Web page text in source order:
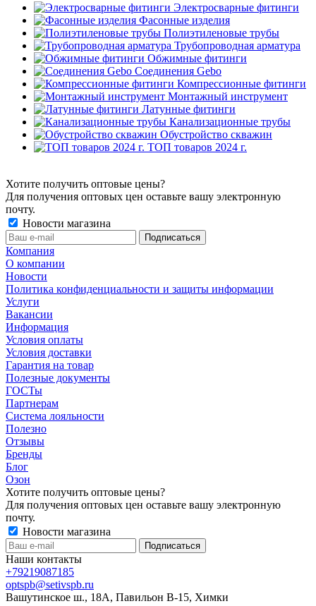
Электросварные фитинги
Фасонные изделия
Полиэтиленовые трубы
Трубопроводная арматура
Обжимные фитинги
Соединения Gebo
Компрессионные фитинги
Монтажный инструмент
Латунные фитинги
Канализационные трубы
Обустройство скважин
ТОП товаров 2024 г.
Хотите получить оптовые цены?
Для получения оптовых цен оставьте вашу электронную
почту.
Новости магазина
Компания
О компании
Новости
Политика конфиденциальности и защиты информации
Услуги
Вакансии
Информация
Условия оплаты
Условия доставки
Гарантия на товар
Полезные документы
ГОСТы
Партнерам
Система лояльности
Полезно
Отзывы
Бренды
Блог
Озон
Хотите получить оптовые цены?
Для получения оптовых цен оставьте вашу электронную
почту.
Новости магазина
Наши контакты
+79219087185
optspb@setivspb.ru
Вашутинское ш., 18А, Павильон В-15, Химки